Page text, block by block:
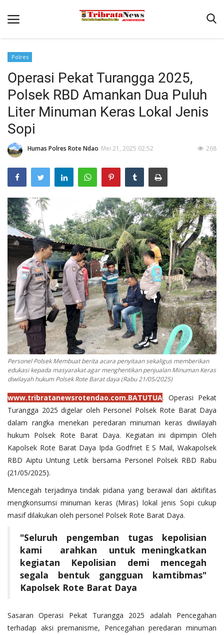
Beranda
Terms & Conditions
Pengamanan di Pelabuhan Pantaibaru Untuk Jamin
Binkam
Reskrim
Polisi Kita
Mitra Polisi
Lantas
Giat Ops
Binmas
Polres
Operasi Pekat Turangga 2025,
Polsek RBD Amankan Dua Puluh
Liter Minuman Keras Lokal Jenis
Sopi
Humas Polres Rote Ndao Mei 21, 2025 02:52 268
Personel Polsek Membuat berita acara penyitaan sekaligus memberikan
edukasi kepada masyarakat agar menghentikan penjualan Minuman Keras
diwilayah hukum Polsek Rote Barat daya (Rabu 21/05/2025)
www.tribratanewsrotendao.com.BATUTUA. Operasi Pekat
Turangga 2025 digelar oleh Personel Polsek Rote Barat Daya
dalam rangka menekan peredaran minuman keras diwilayah
hukum Polsek Rote Barat Daya. Kegiatan ini dipimpin Oleh
Kapolsek Rote Barat Daya Ipda Godfriet E S Mail, Wakapolsek
RBD Aiptu Untung Letik bersama Personel Polsek RBD Rabu
(21/05/2025).
Mencegah terjadinya tindak pidana yang berawal dari aktifitas
mengkonsumsi minuman keras (Miras) lokal jenis Sopi cukup
masif dilakukan oleh personel Polsek Rote Barat Daya.
"Seluruh pengemban tugas kepolisian
kami arahkan untuk meningkatkan
kegiatan Kepolisian demi mencegah
segala bentuk gangguan kamtibmas"
Kapolsek Rote Barat Daya
Sasaran Operasi Pekat Turangga 2025 adalah Pencegahan
terhadap aksi premanisme, Pencegahan peredaran minuman